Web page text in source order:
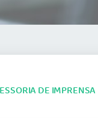
DE IMPRENSA